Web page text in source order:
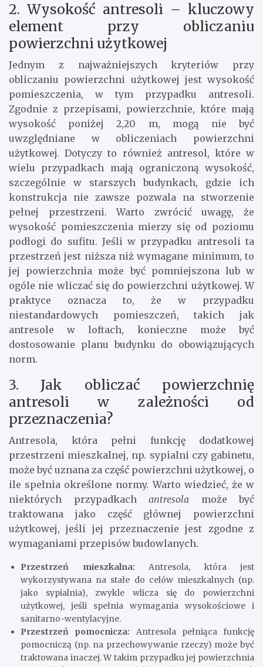
2. Wysokość antresoli – kluczowy
element przy obliczaniu
powierzchni użytkowej
Jednym z najważniejszych kryteriów przy
obliczaniu powierzchni użytkowej jest wysokość
pomieszczenia, w tym przypadku antresoli.
Zgodnie z przepisami, powierzchnie, które mają
wysokość poniżej 2,20 m, mogą nie być
uwzględniane w obliczeniach powierzchni
użytkowej. Dotyczy to również antresol, które w
wielu przypadkach mają ograniczoną wysokość,
szczególnie w starszych budynkach, gdzie ich
konstrukcja nie zawsze pozwala na stworzenie
pełnej przestrzeni. Warto zwrócić uwagę, że
wysokość pomieszczenia mierzy się od poziomu
podłogi do sufitu. Jeśli w przypadku antresoli ta
przestrzeń jest niższa niż wymagane minimum, to
jej powierzchnia może być pomniejszona lub w
ogóle nie wliczać się do powierzchni użytkowej. W
praktyce oznacza to, że w przypadku
niestandardowych pomieszczeń, takich jak
antresole w loftach, konieczne może być
dostosowanie planu budynku do obowiązujących
norm.
3. Jak obliczać powierzchnię
antresoli w zależności od
przeznaczenia?
Antresola, która pełni funkcję dodatkowej
przestrzeni mieszkalnej, np. sypialni czy gabinetu,
może być uznana za część powierzchni użytkowej, o
ile spełnia określone normy. Warto wiedzieć, że w
niektórych przypadkach antresola może być
traktowana jako część głównej powierzchni
użytkowej, jeśli jej przeznaczenie jest zgodne z
wymaganiami przepisów budowlanych.
Przestrzeń mieszkalna: Antresola, która jest
wykorzystywana na stałe do celów mieszkalnych (np.
jako sypialnia), zwykle wlicza się do powierzchni
użytkowej, jeśli spełnia wymagania wysokościowe i
sanitarno-wentylacyjne.
Przestrzeń pomocnicza: Antresola pełniąca funkcję
pomocniczą (np. na przechowywanie rzeczy) może być
traktowana inaczej. W takim przypadku jej powierzchnia